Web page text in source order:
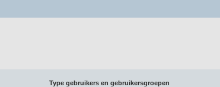
Type gebruikers en gebruikersgroepen